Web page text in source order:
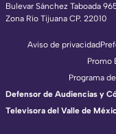
Bulevar Sánchez Taboada
Zona Río Tijuana CP. 22010
Aviso de privacidad
Promo
Programa
Defensor de Audiencias y
Televisora del Valle de